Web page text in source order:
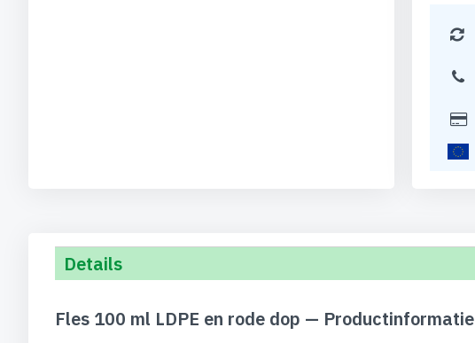
Details
Fles 100 ml LDPE en rode dop — Productinformatie